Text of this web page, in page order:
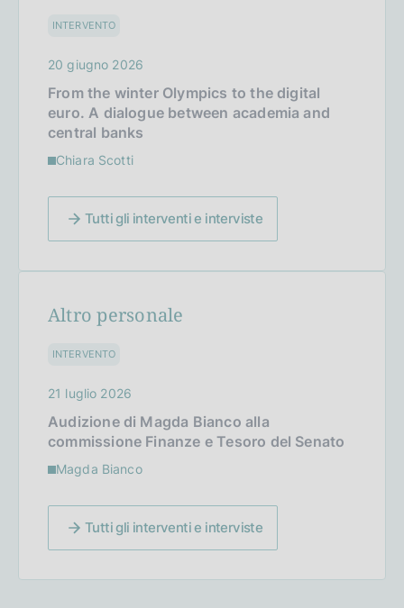
INTERVENTO
20 giugno 2026
From the winter Olympics to the digital
euro. A dialogue between academia and
central banks
Chiara Scotti
Tutti gli interventi e interviste
Altro personale
INTERVENTO
21 luglio 2026
Audizione di Magda Bianco alla
commissione Finanze e Tesoro del Senato
Magda Bianco
Tutti gli interventi e interviste